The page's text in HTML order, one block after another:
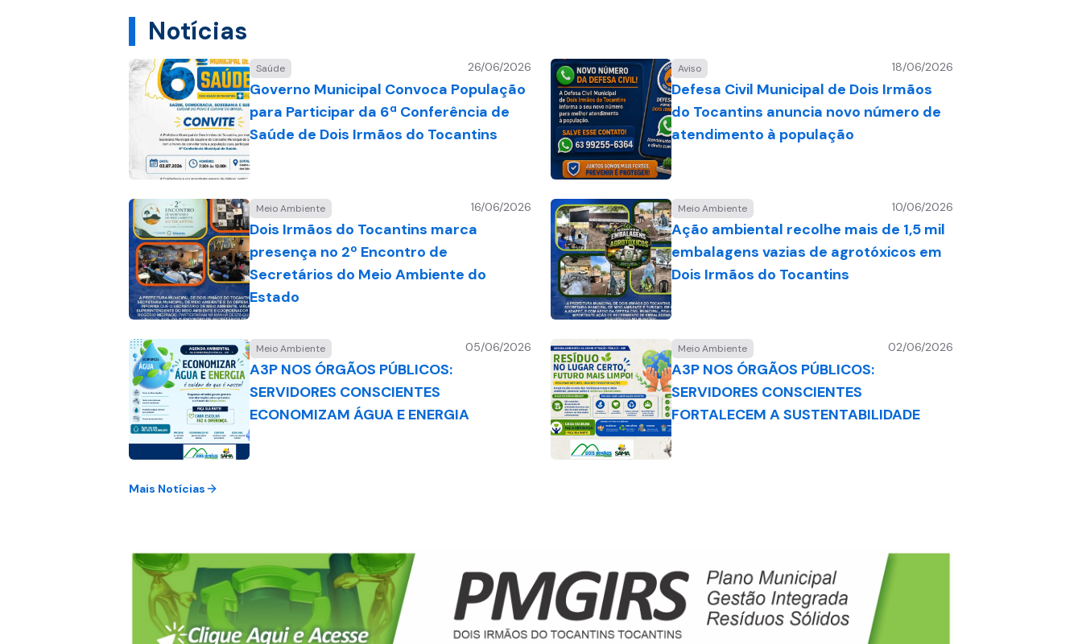
Notícias
Saúde 26/06/2026
Governo Municipal Convoca População
para Participar da 6ª Conferência de
Saúde de Dois Irmãos do Tocantins
Aviso 18/06/2026
Defesa Civil Municipal de Dois Irmãos
do Tocantins anuncia novo número de
atendimento à população
Meio Ambiente 16/06/2026
Dois Irmãos do Tocantins marca
presença no 2º Encontro de
Secretários do Meio Ambiente do
Estado
Meio Ambiente 10/06/2026
Ação ambiental recolhe mais de 1,5 mil
embalagens vazias de agrotóxicos em
Dois Irmãos do Tocantins
Meio Ambiente 05/06/2026
A3P NOS ÓRGÃOS PÚBLICOS:
SERVIDORES CONSCIENTES
ECONOMIZAM ÁGUA E ENERGIA
Meio Ambiente 02/06/2026
A3P NOS ÓRGÃOS PÚBLICOS:
SERVIDORES CONSCIENTES
FORTALECEM A SUSTENTABILIDADE
Mais Notícias